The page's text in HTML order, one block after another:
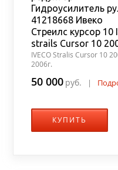
Гидроусилитель
41218668 Ивеко
Стреилс курсор 10
strails Cursor 10
IVECO Stralis Cursor 10
2006г.
50 000 руб. |
КУПИТЬ